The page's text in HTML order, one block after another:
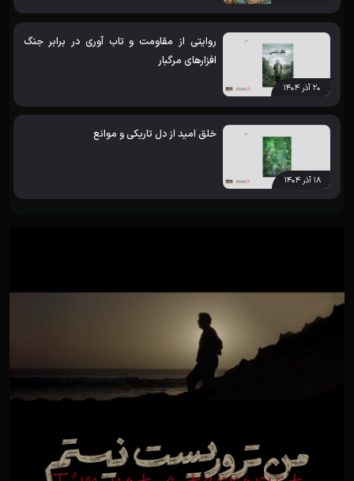
۲۰ آذر ۱۴۰۴
روایتی از مقاومت و تاب آوری در برابر جنگ
افزارهای مرگبار
۱۸ آذر ۱۴۰۴
خلق امید از دل تاریکی و موانع